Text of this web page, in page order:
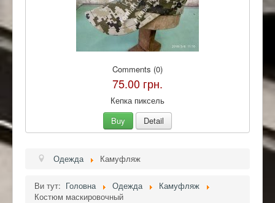
Comments (0)
75.00 грн.
Кепка пиксель
Buy
Detail
Одежда Камуфляж
Ви тут: Головна Одежда
Камуфляж
Костюм маскировочный